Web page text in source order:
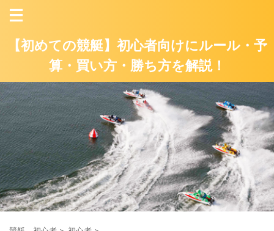
【初めての競艇】初心者向けにルール・予
算・買い方・勝ち方を解説！